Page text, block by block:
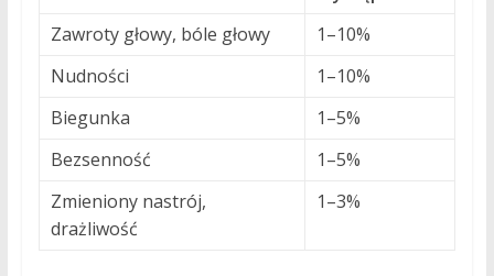
Zawroty głowy, bóle głowy
1–10%
Nudności
1–10%
Biegunka
1–5%
Bezsenność
1–5%
Zmieniony nastrój,
drażliwość
1–3%